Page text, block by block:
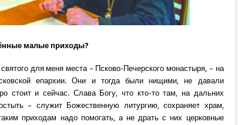
малые приходы?
для меня места – Псково-Печерского монастыря, – на
епархии. Они и тогда были нищими, не давали
стоит и сейчас. Слава Богу, что кто-то там, на дальних
– служит Божественную литургию, сохраняет храм,
приходам надо помогать, а не драть с них церковные